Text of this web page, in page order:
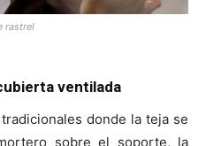
rastrel
ventilada
donde la teja se
sobre el soporte, la